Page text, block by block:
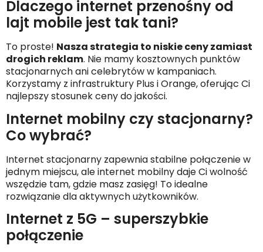
Dlaczego internet przenośny od
lajt mobile jest tak tani?
To proste! Nasza strategia to niskie ceny zamiast
drogich reklam. Nie mamy kosztownych punktów
stacjonarnych ani celebrytów w kampaniach.
Korzystamy z infrastruktury Plus i Orange, oferując Ci
najlepszy stosunek ceny do jakości.
Internet mobilny czy stacjonarny?
Co wybrać?
Internet stacjonarny zapewnia stabilne połączenie w
jednym miejscu, ale internet mobilny daje Ci wolność
wszędzie tam, gdzie masz zasięg! To idealne
rozwiązanie dla aktywnych użytkowników.
Internet z 5G – superszybkie
połączenie